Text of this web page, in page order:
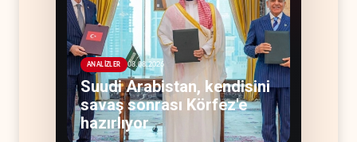
ANALİZLER 08.08.2026
Suudi Arabistan, kendisini
savaş sonrası Körfez'e
hazırlıyor